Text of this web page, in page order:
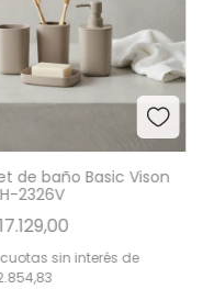
de baño Basic Vison
2326V
cuotas sin interés de